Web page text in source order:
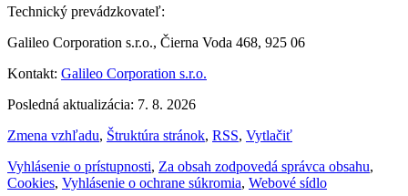
Technický prevádzkovateľ:
Galileo Corporation s.r.o., Čierna Voda 468, 925 06
Kontakt: Galileo Corporation s.r.o.
Posledná aktualizácia: 7. 8. 2026
Zmena vzhľadu, Štruktúra stránok, RSS, Vytlačiť
Vyhlásenie o prístupnosti, Za obsah zodpovedá správca obsahu,
Cookies, Vyhlásenie o ochrane súkromia, Webové sídlo